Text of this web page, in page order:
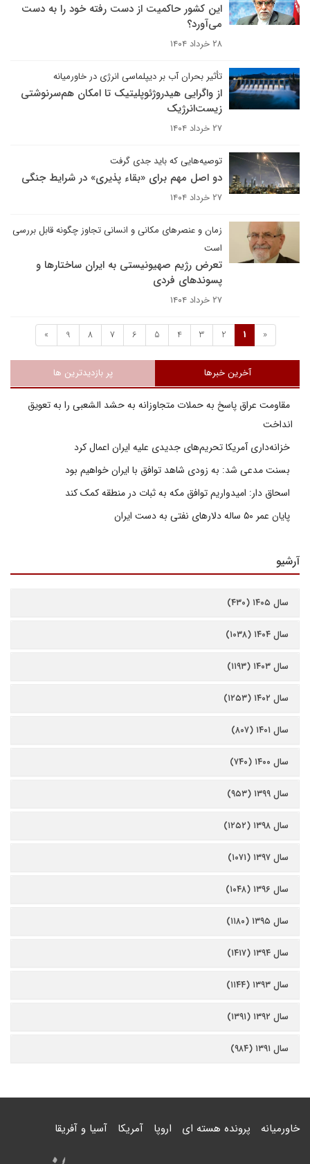
این کشور حاکمیت از دست رفته خود را به دست
می‌آورد؟
۲۸ خرداد ۱۴۰۴
تأثیر بحران آب بر دیپلماسی انرژی در خاورمیانه
از واگرایی هیدروژئوپلیتیک تا امکان هم‌سرنوشتی
زیست‌انرژیک
۲۷ خرداد ۱۴۰۴
توصیه‌هایی که باید جدی گرفت
دو اصل مهم برای «بقاء پذیری» در شرایط جنگی
۲۷ خرداد ۱۴۰۴
زمان و عنصرهای مکانی و انسانی تجاوز چگونه قابل بررسی
است
تعرض رژیم صهیونیستی به ایران ساختارها و
پسوندهای فردی
۲۷ خرداد ۱۴۰۴
«
1
2
3
4
5
6
7
8
9
»
آخرین خبرها پر بازدیدترین ها
مقاومت عراق پاسخ به حملات متجاوزانه به حشد الشعبی را به تعویق
انداخت
خزانه‌داری آمریکا تحریم‌های جدیدی علیه ایران اعمال کرد
بسنت مدعی شد: به زودی شاهد توافق با ایران خواهیم بود
اسحاق دار: امیدواریم توافق مکه به ثبات در منطقه کمک کند
پایان عمر ۵۰ ساله دلارهای نفتی به دست ایران
آرشیو
سال ۱۴۰۵ (۴۳۰)
سال ۱۴۰۴ (۱۰۳۸)
سال ۱۴۰۳ (۱۱۹۳)
سال ۱۴۰۲ (۱۲۵۳)
سال ۱۴۰۱ (۸۰۷)
سال ۱۴۰۰ (۷۴۰)
سال ۱۳۹۹ (۹۵۳)
سال ۱۳۹۸ (۱۲۵۲)
سال ۱۳۹۷ (۱۰۷۱)
سال ۱۳۹۶ (۱۰۴۸)
سال ۱۳۹۵ (۱۱۸۰)
سال ۱۳۹۴ (۱۴۱۷)
سال ۱۳۹۳ (۱۱۴۴)
سال ۱۳۹۲ (۱۳۹۱)
سال ۱۳۹۱ (۹۸۴)
خاورمیانه پرونده هسته ای اروپا آمریکا آسیا و آفریقا